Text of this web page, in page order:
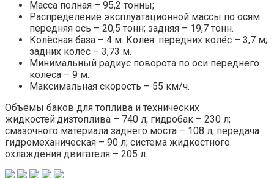
Масса полная – 95,2 тонны;
Распределение эксплуатационной массы по осям:
передняя ось – 20,5 тонн; задняя – 19,7 тонн.
Колёсная база – 4 м. Колея: передних колёс – 3,7 м;
задних колёс – 3,73 м.
Минимальный радиус поворота по оси переднего
колеса – 9 м.
Максимальная скорость – 55 км/ч.
Объёмы баков для топлива и технических
жидкостей:дизтоплива – 740 л; гидробак – 230 л;
смазочного материала заднего моста – 108 л; передача
гидромеханическая – 90 л; система жидкостного
охлаждения двигателя – 205 л.